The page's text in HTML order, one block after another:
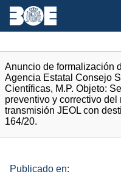
Anuncio de formalización
Agencia Estatal Consejo
Científicas, M.P. Objeto:
preventivo y correctivo
transmisión JEOL con
164/20.
Publicado en: